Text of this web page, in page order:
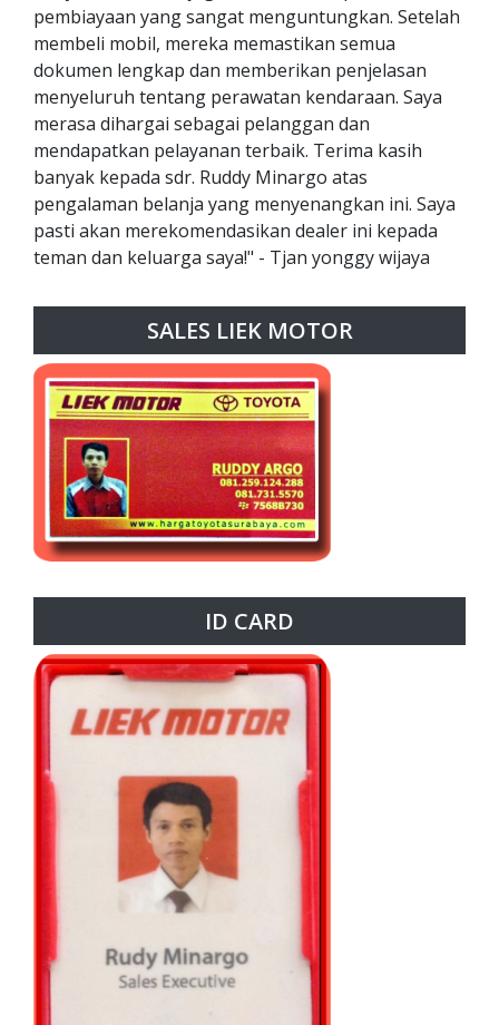
pembiayaan yang sangat menguntungkan. Setelah
membeli mobil, mereka memastikan semua
dokumen lengkap dan memberikan penjelasan
menyeluruh tentang perawatan kendaraan. Saya
merasa dihargai sebagai pelanggan dan
mendapatkan pelayanan terbaik. Terima kasih
banyak kepada sdr. Ruddy Minargo atas
pengalaman belanja yang menyenangkan ini. Saya
pasti akan merekomendasikan dealer ini kepada
teman dan keluarga saya!" - Tjan yonggy wijaya
SALES LIEK MOTOR
ID CARD